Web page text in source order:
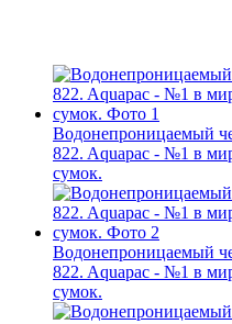
Водонепроницаемый
822. Aquapac - №1 в
сумок.
Водонепроницаемый
822. Aquapac - №1 в
сумок.